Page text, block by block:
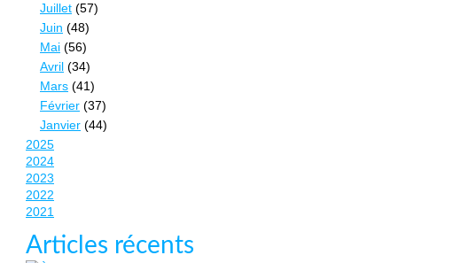
Juillet (57)
Juin (48)
Mai (56)
Avril (34)
Mars (41)
Février (37)
Janvier (44)
2025
2024
2023
2022
2021
Articles récents